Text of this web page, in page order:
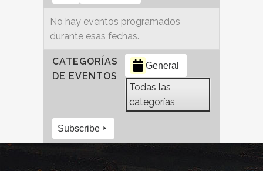
No hay eventos programados
durante esas fechas.
CATEGORÍAS
DE EVENTOS
General
Todas las
categorías
Subscribe